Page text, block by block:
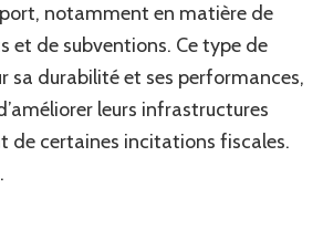
notamment en matière de
et de subventions. Ce type de
sa durabilité et ses performances,
leurs infrastructures
de certaines incitations fiscales.